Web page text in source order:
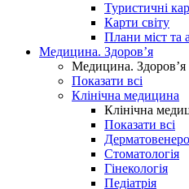
Туристичні
Карти світу
Плани міст та
Медицина. Здоров’я
Медицина. Здоров’я
Показати всі
Клінічна медицина
Клінічна
Показати всі
Стоматологія
Гінекологія
Педіатрія